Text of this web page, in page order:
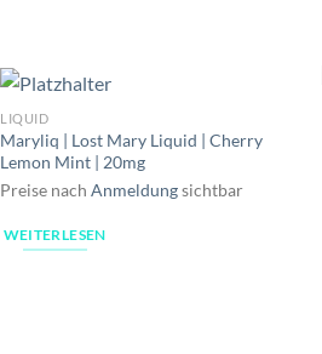
LIQUID
Maryliq | Lost Mary Liquid | Cherry
Lemon Mint | 20mg
Preise nachAnmeldungsichtbar
WEITERLESEN